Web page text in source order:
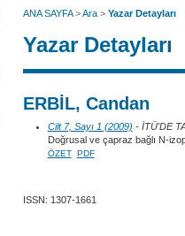
ANA SAYFA>Ara> Yazar Detayları
Yazar Detayları
ERBİL, Candan
Cilt 7, Sayı 1 (2009) - İTÜ'DE
Doğrusal ve çapraz bağlı N-
ÖZET PDF
ISSN: 1307-1661